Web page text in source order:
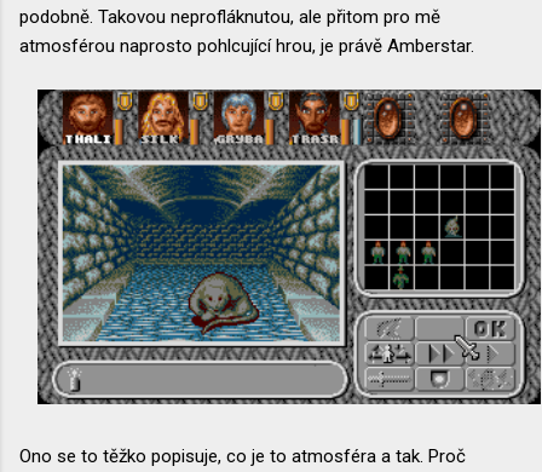
podobně. Takovou neprofláknutou, ale přitom pro mě
atmosférou naprosto pohlcující hrou, je právě Amberstar.
Ono se to těžko popisuje, co je to atmosféra a tak. Proč